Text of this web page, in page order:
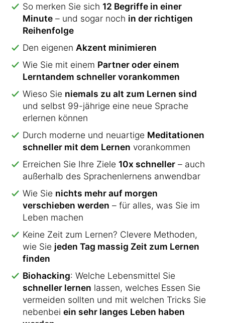
So merken Sie sich 12 Begriffe in einer
Minute – und sogar noch in der richtigen
Reihenfolge
Den eigenen Akzent minimieren
Wie Sie mit einem Partner oder einem
Lerntandem schneller vorankommen
Wieso Sie niemals zu alt zum Lernen sind
und selbst 99-jährige eine neue Sprache
erlernen können
Durch moderne und neuartige Meditationen
schneller mit dem Lernen vorankommen
Erreichen Sie Ihre Ziele 10x schneller – auch
außerhalb des Sprachenlernens anwendbar
Wie Sie nichts mehr auf morgen
verschieben werden – für alles, was Sie im
Leben machen
Keine Zeit zum Lernen? Clevere Methoden,
wie Sie jeden Tag massig Zeit zum Lernen
finden
Biohacking: Welche Lebensmittel Sie
schneller lernen lassen, welches Essen Sie
vermeiden sollten und mit welchen Tricks Sie
nebenbei ein sehr langes Leben haben